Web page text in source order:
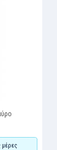
μέρες